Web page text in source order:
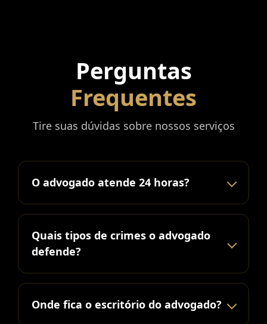
Perguntas
Frequentes
Tire suas dúvidas sobre nossos serviços
O advogado atende 24 horas?
Quais tipos de crimes o advogado
defende?
Onde fica o escritório do advogado?